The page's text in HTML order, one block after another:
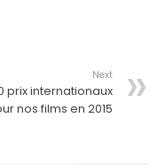
Next
prix internationaux
nos films en 2015